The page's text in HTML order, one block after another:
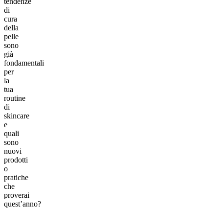
di
cura
della
pelle
sono
già
fondamentali
per
la
tua
routine
di
skincare
e
quali
sono
nuovi
prodotti
o
pratiche
che
proverai
quest’anno?